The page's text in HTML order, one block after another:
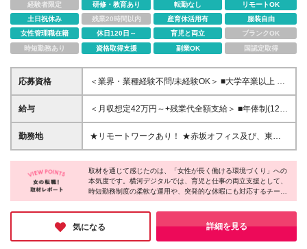
経験者限定
研修・教育あり 転勤なし
リモートOK
土日祝休み
残業20時間以内 産育休活用有
服装自由
女性管理職在籍
休日120日～ 育児と両立
ブランクOK
時短勤務あり
資格取得支援 副業OK 国認定取得
応募資格
＜業界・業種経験不問/未経験OK＞ ■大学卒業以上 ＜
求める人物像＞ □主体的に行動できる方 □新しいこと
にチャレンジする意欲がある方 □製造業の発展に貢献
質的な課題解決に取り組める方
給与
＜月収想定42万円～+残業代全額支給＞ ■年俸制(12分
割)： 504万円～900万円 ※経験・スキルを考慮し決定
します ※残業代は別途支給します ※試用期間6カ月あ
勤務地
★リモートワークあり！ ★赤坂オフィス及び、東京
都内の各プロジェクト先にて勤務していただきます ■
赤坂オフィス 東京都港区元赤坂1丁目3-13 赤坂センタ
ービルディング15階 ※転居を伴う転勤なし ※週4出
社・週1リモートの体制でハイブリッドワークを行っ
ています！ 【出張】 ・国内出張：１～４回／月 ・海
外出張：０～１回／年 (変更の範囲)上記を除く当社関
連勤務地
取材を通じて感じたのは、「女性が長く働ける環境づくり」への
本気度です。横河デジタルでは、育児と仕事の両立支援として、
時短勤務制度の柔軟な運用や、突発的な休暇にも対応するチーム
体制が整備されています。その背景には、女性の活躍を推進する
企業の姿勢があります。実際に女性社員が数多く活躍しており、
取材に応じてくれた社員は生き生きと仕事の魅力を語ってくれま
した。まさしく、「頑張る女性を応援する企業」です！
気になる 詳細を見る